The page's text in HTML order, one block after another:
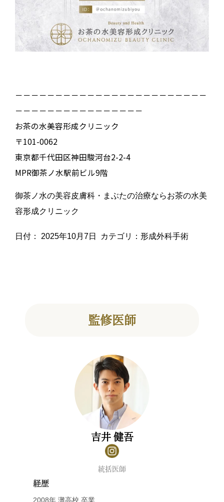
－－－－－－－－－－－－－－－－－－－－－－－－
－－－－－－－－－－－－－－－－
お茶の水美容形成クリニック
〒101-0062
東京都千代田区神田駿河台2-2-4
MPR御茶ノ水駅前ビル9階
御茶ノ水の美容皮膚科・まぶたの治療ならお茶の水美
容形成クリニック
日付： 2025年10月7日 カテゴリ： 形成外科手術
監修医師
吉井 健吾
統括医師
経歴
2008年 灘高校 卒業